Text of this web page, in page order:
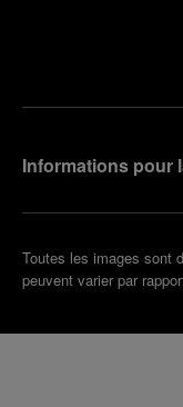
Informations pour
Toutes les images sont
peuvent varier par